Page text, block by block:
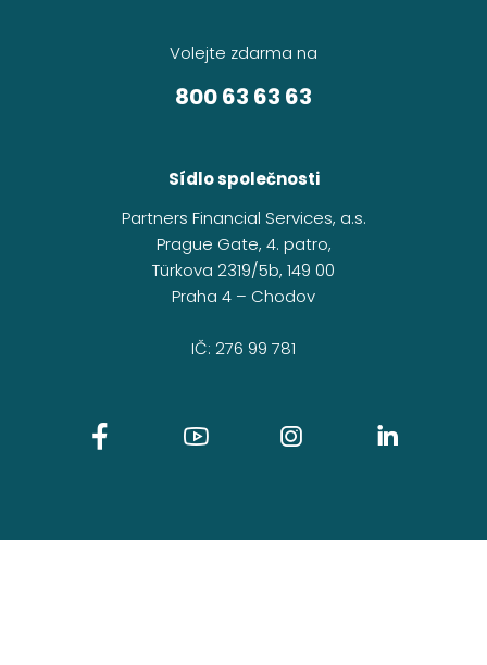
Volejte zdarma na
800 63 63 63
Sídlo společnosti
Partners Financial Services, a.s.
Prague Gate, 4. patro,
Türkova 2319/5b, 149 00
Praha 4 – Chodov
IČ: 276 99 781